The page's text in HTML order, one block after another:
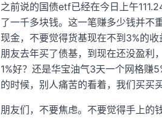
之前说的国债etf已经在今日上午
了一千多块钱。这一笔赚多少钱并不
现金，不要觉得货基现在不到3%的
朋友去年买了债基，到现在还没盈利
1%好？还是华宝油气3天一个网格赚
的时候，别人痛苦的看着，我们买买
朋友们，不要焦虑。不要觉得手上的